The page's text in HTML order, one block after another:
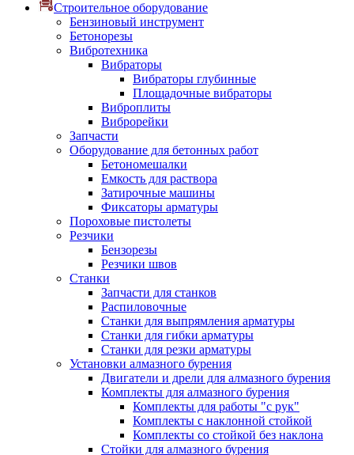
Строительное оборудование
Бензиновый инструмент
Бетонорезы
Вибротехника
Вибраторы
Вибраторы глубинные
Площадочные вибраторы
Виброплиты
Виброрейки
Запчасти
Оборудование для бетонных работ
Бетономешалки
Емкость для раствора
Затирочные машины
Фиксаторы арматуры
Пороховые пистолеты
Резчики
Бензорезы
Резчики швов
Станки
Запчасти для станков
Распиловочные
Станки для выпрямления арматуры
Станки для гибки арматуры
Станки для резки арматуры
Установки алмазного бурения
Двигатели и дрели для алмазного бурения
Комплекты для алмазного бурения
Комплекты для работы "с рук"
Комплекты с наклонной стойкой
Комплекты со стойкой без наклона
Стойки для алмазного бурения